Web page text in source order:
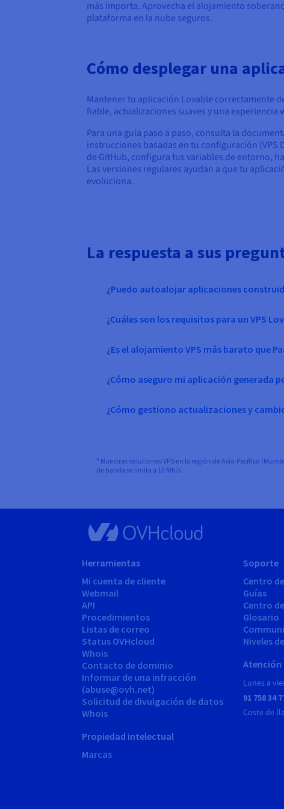
más importa. Aprovecha el alojamiento
plataforma en la nube seguros.
Cómo desplegar una
Mantener tu aplicación Lovable correctamente
fiable, actualizaciones suaves y una
Para una guía paso a paso, consulta la
instrucciones basadas en tu configuración (VPS
de GitHub, configura tus variables de entorno,
Las versiones regulares ayudan a que tu
evoluciona.
La respuesta a sus
¿Puedo autoalojar aplicaciones
¿Cuáles son los requisitos para un VPS
¿Es el alojamiento VPS más barato que
¿Cómo aseguro mi aplicación generada
¿Cómo gestiono actualizaciones y
* Nuestras soluciones VPS en la región de Asia-Pacífico
de banda se limita a 10 Mb/s.
Herramientas
Mi cuenta de cliente
Webmail
API
Procedimientos
Listas de correo
Status OVHcloud
Whois
Contacto de dominio
Informar de una infracción
(abuse@ovh.net)
Solicitud de divulgación de datos
Whois
Propiedad intelectual
Marcas
Soporte
Centro
Guías
Centro
Glosario
Niveles
Atención
Lunes a
91 758 34
Coste de